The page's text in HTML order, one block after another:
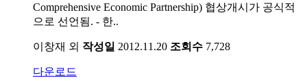
Comprehensive Economic Partnership) 협상개시가 공식적
으로 선언됨. - 한..
이창재 외 작성일 2012.11.20 조회수 7,728
다운로드